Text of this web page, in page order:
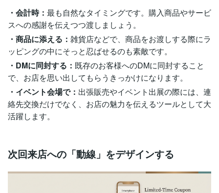
・会計時： 最も自然なタイミングです。購入商品やサービ
スへの感謝を伝えつつ渡しましょう。
・商品に添える： 雑貨店などで、商品をお渡しする際にラ
ッピングの中にそっと忍ばせるのも素敵です。
・DMに同封する： 既存のお客様へのDMに同封すること
で、お店を思い出してもらうきっかけになります。
・イベント会場で： 出張販売やイベント出展の際には、連
絡先交換だけでなく、お店の魅力を伝えるツールとして大
活躍します。
次回来店への「動線」をデザインする